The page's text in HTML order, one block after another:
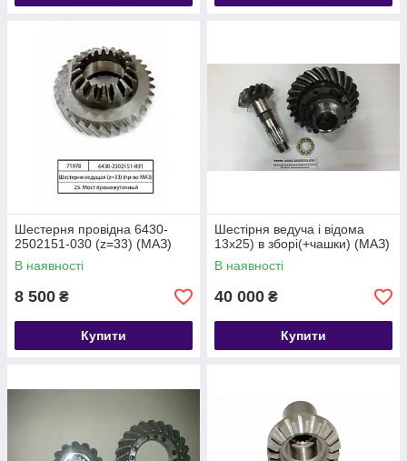
Шестерня провідна 6430-
2502151-030 (z=33) (МАЗ)
В наявності
8 500 ₴
Купити
Шестірня ведуча і відома
13х25) в зборі(+чашки) (МАЗ)
В наявності
40 000 ₴
Купити